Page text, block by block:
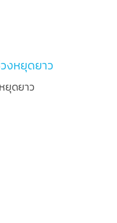
งหยุดยาว
ยุดยาว